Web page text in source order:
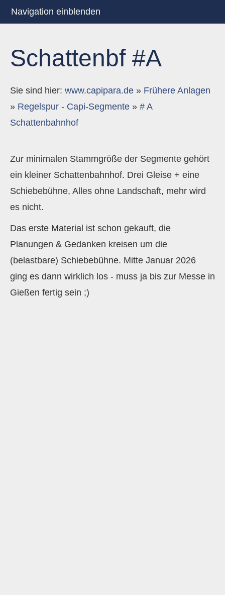
Navigation einblenden
Schattenbf #A
Sie sind hier: www.capipara.de » Frühere Anlagen
» Regelspur - Capi-Segmente » # A
Schattenbahnhof
Zur minimalen Stammgröße der Segmente gehört
ein kleiner Schattenbahnhof. Drei Gleise + eine
Schiebebühne, Alles ohne Landschaft, mehr wird
es nicht.
Das erste Material ist schon gekauft, die
Planungen & Gedanken kreisen um die
(belastbare) Schiebebühne. Mitte Januar 2026
ging es dann wirklich los - muss ja bis zur Messe in
Gießen fertig sein ;)